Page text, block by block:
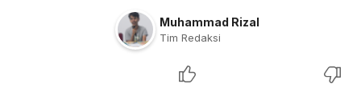
Muhammad Rizal
Tim Redaksi